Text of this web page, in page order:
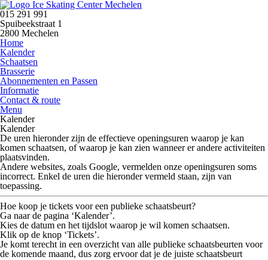
015 291 991
Spuibeekstraat 1
2800 Mechelen
Home
Kalender
Schaatsen
Brasserie
Abonnementen en Passen
Informatie
Contact & route
Menu
Kalender
Kalender
De uren hieronder zijn de effectieve openingsuren waarop je kan
komen schaatsen, of waarop je kan zien wanneer er andere activiteiten
plaatsvinden.
Andere websites, zoals Google, vermelden onze openingsuren soms
incorrect. Enkel de uren die hieronder vermeld staan, zijn van
toepassing.
Hoe koop je tickets voor een publieke schaatsbeurt?
Ga naar de pagina ‘Kalender’.
Kies de datum en het tijdslot waarop je wil komen schaatsen.
Klik op de knop ‘Tickets’.
Je komt terecht in een overzicht van alle publieke schaatsbeurten voor
de komende maand, dus zorg ervoor dat je de juiste schaatsbeurt